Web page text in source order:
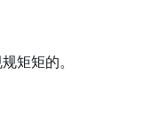
矩矩的。